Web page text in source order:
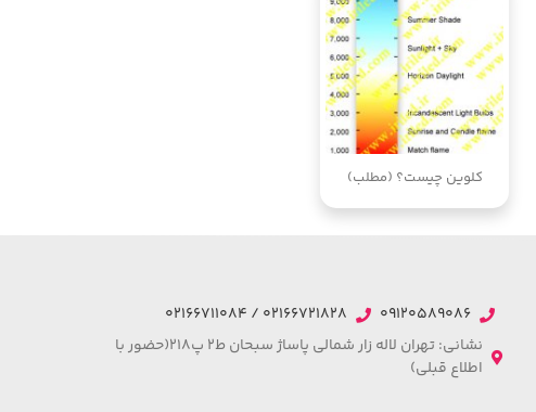
کلوین چیست؟ (مطلب)
09120589086
02166721828 / 02166711084
نشانی: تهران لاله زار شمالی پاساژ سبحان ط2 پ218(حضور با
اطلاع قبلی)